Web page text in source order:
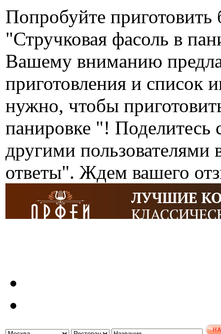
Попробуйте
"Стручковая фасоль в
Вашему вниманию
приготовления и список
нужно, чтобы
панировке "! Поделитесь
другими
ответы". Ждем вашего